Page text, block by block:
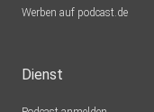
Werben auf podcast.de
Dienst